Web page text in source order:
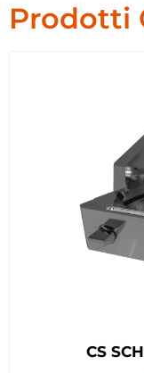
Prodotti
CS